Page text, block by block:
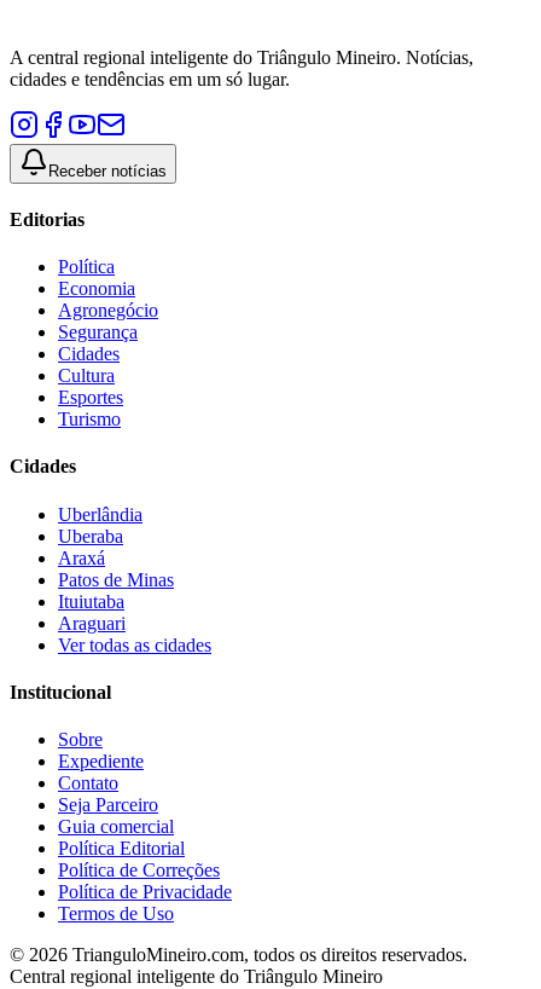
A central regional inteligente do Triângulo Mineiro. Notícias,
cidades e tendências em um só lugar.
Receber notícias
Editorias
Política
Economia
Agronegócio
Segurança
Cidades
Cultura
Esportes
Turismo
Cidades
Uberlândia
Uberaba
Araxá
Patos de Minas
Ituiutaba
Araguari
Ver todas as cidades
Institucional
Sobre
Expediente
Contato
Seja Parceiro
Guia comercial
Política Editorial
Política de Correções
Política de Privacidade
Termos de Uso
© 2026 TrianguloMineiro.com, todos os direitos reservados.
Central regional inteligente do Triângulo Mineiro